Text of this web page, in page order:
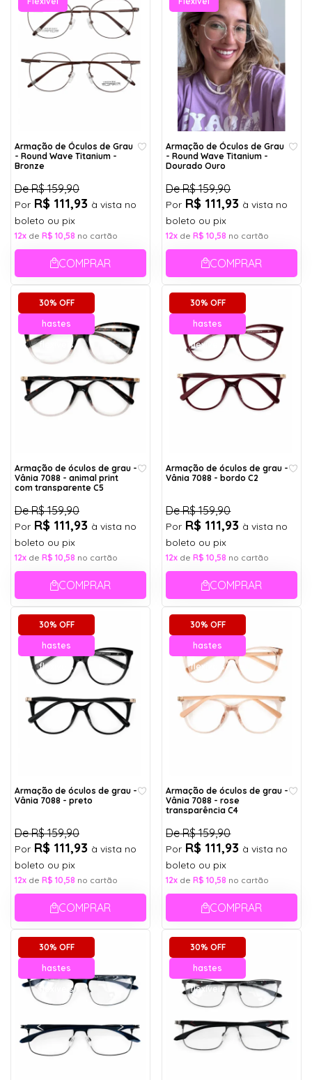
Armação de Óculos de Grau
- Round Wave Titanium -
Bronze
DeR$ 159,90
Por R$ 111,93 à vista no
boleto ou pix
12x de R$ 10,58 no cartão
COMPRAR
Armação de Óculos de Grau
- Round Wave Titanium -
Dourado Ouro
DeR$ 159,90
Por R$ 111,93 à vista no
boleto ou pix
12x deR$ 10,58 no cartão
COMPRAR
30% OFF
hastes
flexíveis
Armação de óculos de grau -
Vânia 7088 - animal print
com transparente C5
DeR$ 159,90
Por R$ 111,93 à vista no
boleto ou pix
12x de R$ 10,58 no cartão
COMPRAR
30% OFF
hastes
flexíveis
Armação de óculos de grau -
Vânia 7088 - bordo C2
DeR$ 159,90
Por R$ 111,93 à vista no
boleto ou pix
12x deR$ 10,58 no cartão
COMPRAR
30% OFF
hastes
flexíveis
Armação de óculos de grau -
Vânia 7088 - preto
DeR$ 159,90
Por R$ 111,93 à vista no
boleto ou pix
12x de R$ 10,58 no cartão
COMPRAR
30% OFF
hastes
flexíveis
Armação de óculos de grau -
Vânia 7088 - rose
transparência C4
DeR$ 159,90
Por R$ 111,93 à vista no
boleto ou pix
12x deR$ 10,58 no cartão
COMPRAR
30% OFF
hastes
flexíveis
30% OFF
hastes
flexíveis